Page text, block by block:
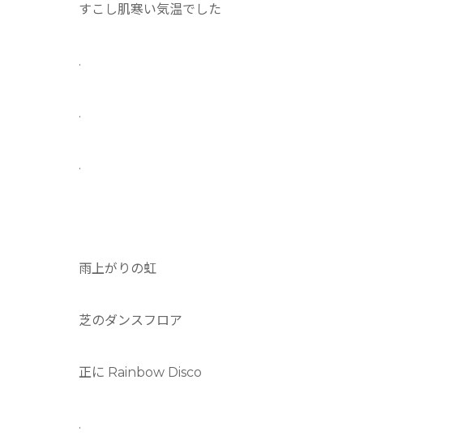
すこし肌寒い気温でした
.
.
.
雨上がりの虹
芝のダンスフロア
正に Rainbow Disco
.